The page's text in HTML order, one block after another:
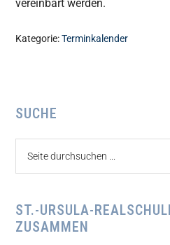
vereinbart werden.
Kategorie:Terminkalender
Seitenspalte
SUCHE
ST.-URSULA-
ZUSAMMEN